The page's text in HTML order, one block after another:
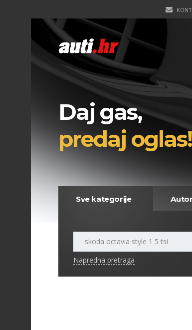
Daj gas,
predaj oglas!
Sve kategorije
Napredna pretraga